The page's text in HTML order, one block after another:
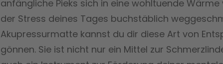
anfängliche Pieks sich in eine wohltuende
der Stress deines Tages buchstäblich
Akupressurmatte kannst du dir diese Art von
gönnen. Sie ist nicht nur ein Mittel zur